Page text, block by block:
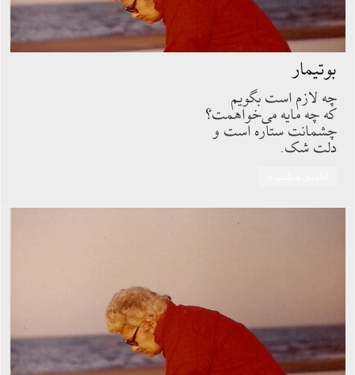
بوتیمار
چه لازم است بگویم
که چه مایه می‌خواهمت؟
چشمانت ستاره است و
دلت شک.